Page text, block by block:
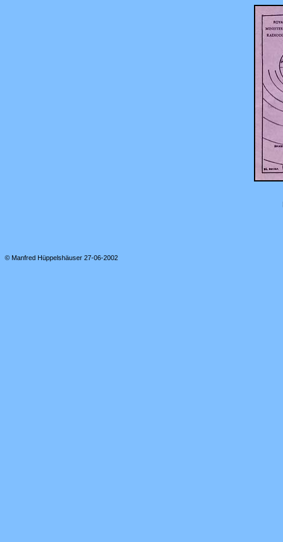
© Manfred Hüppelshäuser 27-06-2002